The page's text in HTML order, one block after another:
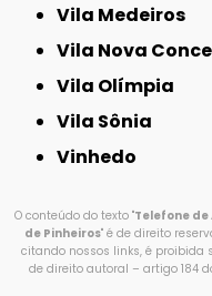
Vila Medeiros
Vila Nova
Vila Olímpia
Vila Sônia
Vinhedo
O conteúdo do texto "Telefone de
de Pinheiros" é de direito
citando nossos links, é proibida
de direito autoral – artigo 184